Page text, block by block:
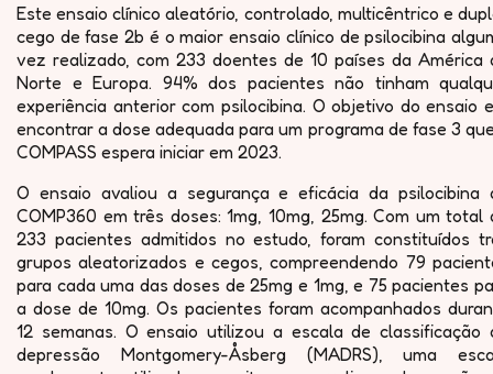
Este ensaio clínico aleatório, controlado, multicêntrico e
cego de fase 2b é o maior ensaio clínico de psilocibina
vez realizado, com 233 doentes de 10 países da América
Norte e Europa. 94% dos pacientes não tinham
experiência anterior com psilocibina. O objetivo do ensaio
encontrar a dose adequada para um programa de fase 3
COMPASS espera iniciar em 2023.
O ensaio avaliou a segurança e eficácia da psilocibina
COMP360 em três doses: 1mg, 10mg, 25mg. Com um total
233 pacientes admitidos no estudo, foram constituídos
grupos aleatorizados e cegos, compreendendo 79
para cada uma das doses de 25mg e 1mg, e 75 pacientes
a dose de 10mg. Os pacientes foram acompanhados
12 semanas. O ensaio utilizou a escala de classificação
depressão Montgomery-Åsberg (MADRS), uma